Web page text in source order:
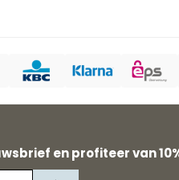
en profiteer van